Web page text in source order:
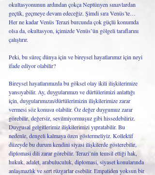
okultasyonunun ardından çokça Neptünyen sınavlardan
geçtik, geçmeye devam edeceğiz. Şimdi sıra Venüs’te…
Her ne kadar Venüs Terazi burcunda çok güçlü konumda
olsa da, okultasyon, içimizde Venüs’ün gölgeli taraflarını
çalıştırır.
Peki, bu süreç dünya için ve bireysel hayatlarımız için neyi
ifade ediyor olabilir?
Bireysel hayatlarımızda bu göksel olay ikili ilişkilerimize
yansıyabilir. Ay, duygularımızı ve dürtülerimizi anlattığı
için, duygularımızın/dürtülerimizin ilişkilerimize zarar
vermesi söz konusu olabilir. Öz değer duygumuz zarar
görebilir, değersiz, sevilmiyormuşuz gibi hissedebiliriz.
Duygusal gelgitlerimiz ilişkilerimizi yıpratabilir. Bu
nedenle, dengeli kalmaya özen göstermeliyiz. Kollektif
düzeyde bu durum kendini siyasi ilişkilerde gösterebilir,
diplomasi dili zarar görebilir. Terazi’nin temsil ettiği hak,
hukuk, adalet, arabuluculuk, diplomasi, siyaset konularında
anlaşmazlık ve sert rüzgarlar esebilir. Empatiden yoksun bir